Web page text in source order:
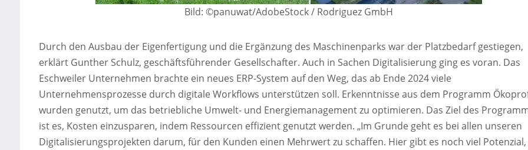
Bild: ©panuwat/AdobeStock / Rodriguez GmbH
Durch den Ausbau der Eigenfertigung und die Ergänzung des Maschinenparks war der Platzbedarf gestiegen,
erklärt Gunther Schulz, geschäftsführender Gesellschafter. Auch in Sachen Digitalisierung ging es voran. Das
Eschweiler Unternehmen brachte ein neues ERP-System auf den Weg, das ab Ende 2024 viele
Unternehmensprozesse durch digitale Workflows unterstützen soll. Erkenntnisse aus dem Programm
wurden genutzt, um das betriebliche Umwelt- und Energiemanagement zu optimieren. Das Ziel des
ist es, Kosten einzusparen, indem Ressourcen effizient genutzt werden. „Im Grunde geht es bei allen unseren
Digitalisierungsprojekten darum, für den Kunden einen Mehrwert zu schaffen. Hier gibt es noch viel Potenzial,